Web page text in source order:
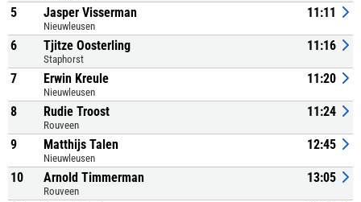
5 Jasper Visserman
Nieuwleusen
11:11
6 Tjitze Oosterling
Staphorst
11:16
7 Erwin Kreule
Nieuwleusen
11:20
8 Rudie Troost
Rouveen
11:24
9 Matthijs Talen
Nieuwleusen
12:45
10 Arnold Timmerman
Rouveen
13:05